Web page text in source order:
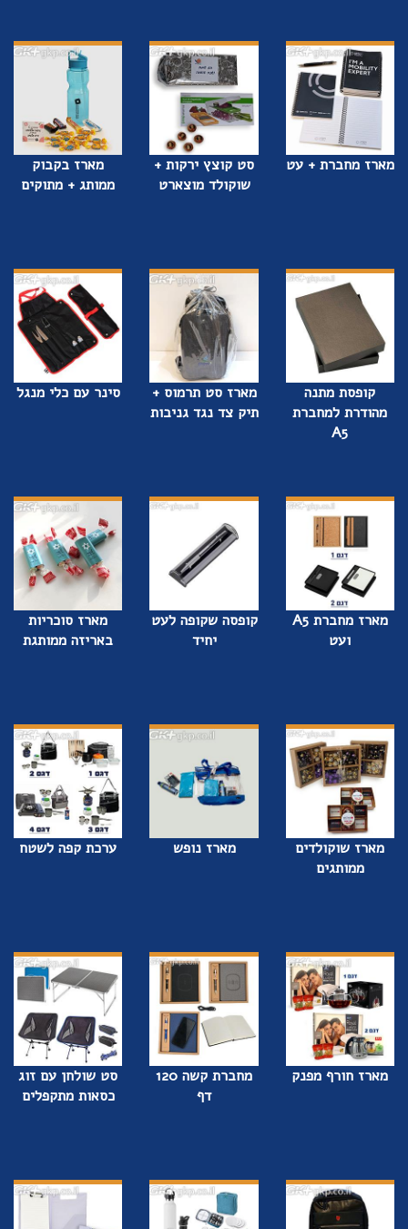
מארז מחברת + עט
סט קוצץ ירקות +
שוקולד מוצארט
מארז בקבוק
ממותג + מתוקים
קופסת מתנה
מהודרת למחברת
A5
מארז סט תרמוס +
תיק צד נגד גניבות
סינר עם כלי מנגל
מארז מחברת A5
ועט
קופסה שקופה לעט
יחיד
מארז סוכריות
באריזה ממותגת
מארז שוקולדים
ממותגים
מארז נופש ערכת קפה לשטח
מארז חורף מפנק
מחברת קשה 120
דף
סט שולחן עם זוג
כסאות מתקפלים